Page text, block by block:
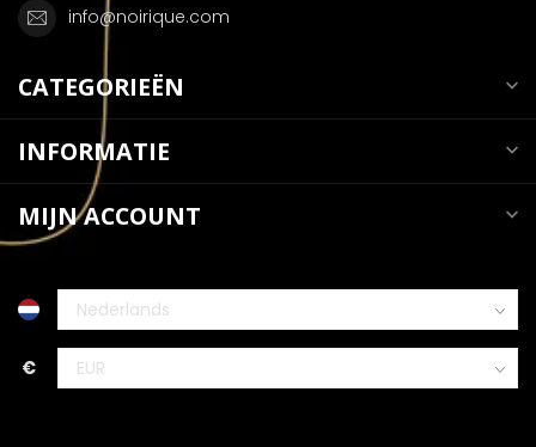
info@noirique.com
CATEGORIEËN
INFORMATIE
MIJN ACCOUNT
€